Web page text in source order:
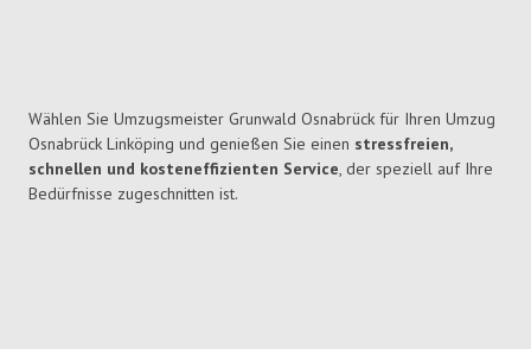
Wählen Sie Umzugsmeister Grunwald Osnabrück für Ihren Umzug
Osnabrück Linköping und genießen Sie einen stressfreien,
schnellen und kosteneffizienten Service, der speziell auf Ihre
Bedürfnisse zugeschnitten ist.